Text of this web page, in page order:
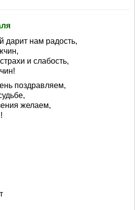
дарит нам радость,
и слабость,
поздравляем,
желаем,